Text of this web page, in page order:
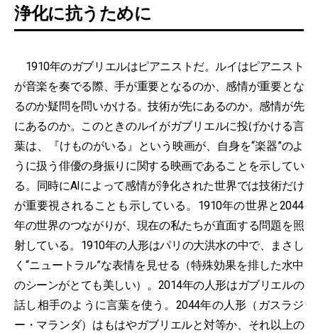
浄化に抗うために
1910年のガブリエルはピアニストだ。ルイはピアニスト
が音楽を奏でる際、手が重要となるのか、感情が重要とな
るのか疑問を問いかける。技術が先にあるのか。感情が先
にあるのか。このときのルイがガブリエルに投げかける言
葉は、『けものがいる』という映画が、自身を“楽器”のよ
うに扱う俳優の身振りに関する映画であることを示してい
る。同時にAIによって感情が浄化された世界では技術だけ
が重要視されることも示している。1910年の世界と2044
年の世界のつながりが、現在の私たちが直面する問題を照
射している。1910年の人形はパリの大洪水の中で、まさし
く“ニュートラル”な表情を見せる（特殊効果を排した水中
のシーンがとても美しい）。2014年の人形はガブリエルの
話し相手のように言葉を使う。2044年の人形（ガスラジ
ー・マランダ）はもはやガブリエルと対等か、それ以上の